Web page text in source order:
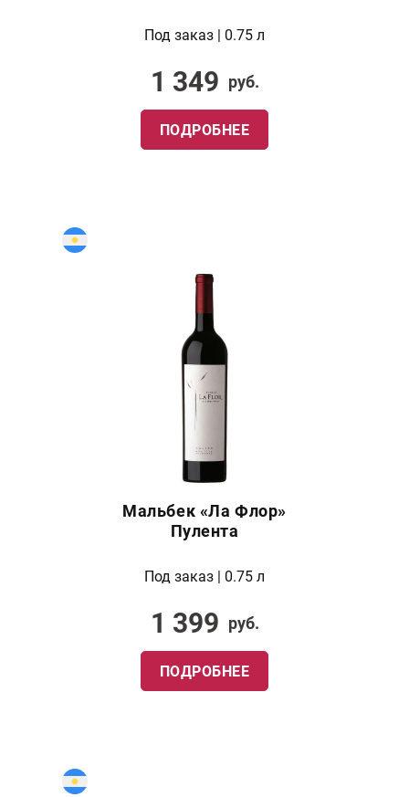
Под заказ | 0.75 л
1 349 руб.
ПОДРОБНЕЕ
Мальбек «Ла Флор»
Пулента
Под заказ | 0.75 л
1 399 руб.
ПОДРОБНЕЕ